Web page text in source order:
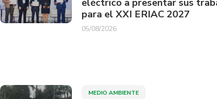
para el XXI ERIAC 2027
05/08/2026
MEDIO AMBIENTE